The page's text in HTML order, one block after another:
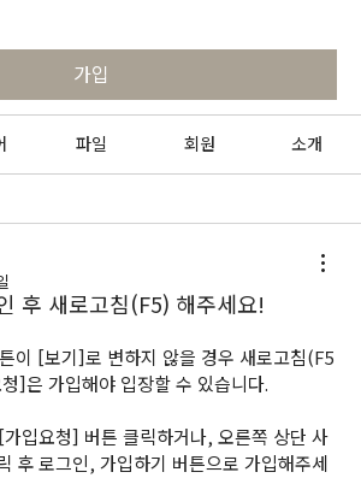
가입
파일 회원 소개
후 새로고침(F5) 해주세요!
이 [보기]로 변하지 않을 경우 새로고침(F5
]은 가입해야 입장할 수 있습니다.
입요청] 버튼 클릭하거나, 오른쪽 상단 사
후 로그인, 가입하기 버튼으로 가입해주세